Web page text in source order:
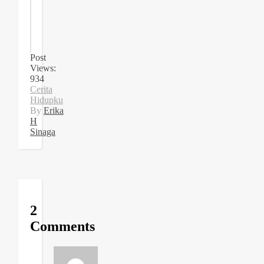
Post
Views:
934
Cerita
Hidupku
By Erika
H
Sinaga
2
Comments